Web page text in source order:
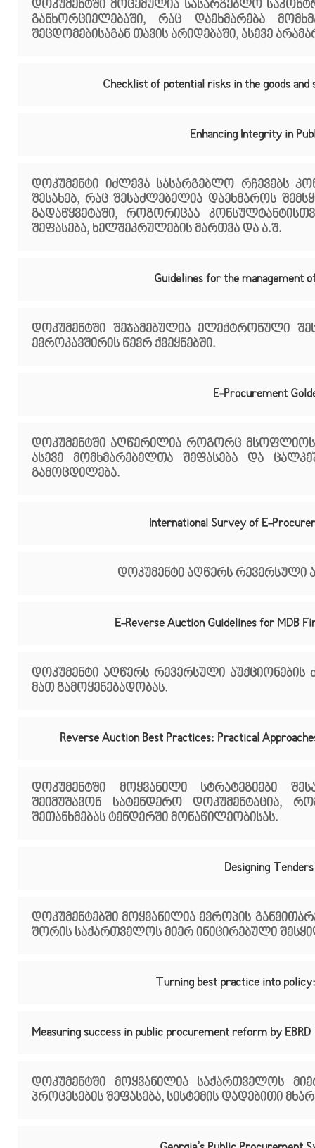
დოკუმენტში მოცემულია სასარგებლო
განხორციელებაში, რაც დაეხმარება
შეცდომებისაგან თავის არიდებაში, ასევე
Checklist of potential risks in the goods
Enhancing Integrity in
დოკუმენტი იძლევა სასარგებლო რჩევებს
შესახებ, რაც შესაძლებელია დაეხმაროს
გადაწყვეტაში, როგორიცაა
შეფასება, ხელშეკრულების მართვა და ა.შ.
Guidelines for the management
დოკუმენტში შეჯამებულია ელექტრონული
ევროკავშირის წევრ ქვეყნებში.
E-Procurement
დოკუმენტში აღწერილია როგორც მსოფლიოს
ასევე მომხმარებელთა შეფასება და
გამოცდილება.
International Survey of E-
დოკუმენტი აღწერს რევერსული
E-Reverse Auction Guidelines for MDB
დოკუმენტი აღწერს რევერსული აუქციონების
მათ გამოყენებადობას.
Reverse Auction Best Practices: Practical
დოკუმენტში მოყვანილი სტრატეგიები
შეიმუშავონ სატენდერო დოკუმენტაცია,
შეთანხმებას ტენდერში მონაწილეობისას.
Designing
დოკუმენტებში მოყვანილია ევროპის
შორის საქართველოს მიერ ინიცირებული
Turning best practice into
Measuring success in public procurement reform by EBRD
დოკუმენტში მოყვანილია საქართველოს
პროცესების შეფასება, სისტემის დადებითი